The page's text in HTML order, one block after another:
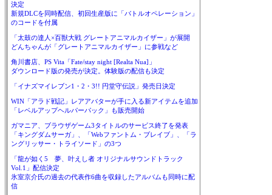
決定
新規DLCを同時配信、初回生産版に「バトルオペレーション」
のコードを付属
「太鼓の達人×百獣大戦 グレートアニマルカイザー」が展開
どんちゃんが「グレートアニマルカイザー」に参戦など
角川書店、PS Vita「Fate/stay night [Realta Nua]」
ダウンロード版の発売が決定。体験版の配信も決定
「イナズマイレブン1・2・3!! 円堂守伝説」発売日決定
WIN「アラド戦記」レアアバターが手に入る新アイテムを追加
「レベルアップヘルパーパック」も販売開始
ガマニア、ブラウザゲーム3タイトルのサービス終了を発表
「キングダムサーガ」、「Webファントム・ブレイブ」、「ラ
ングリッサー・トライソード」の3つ
「龍が如く5 夢、叶えし者 オリジナルサウンドトラック
Vol.1」配信決定
氷室京介氏の過去の代表作6曲を収録したアルバムも同時に配
信